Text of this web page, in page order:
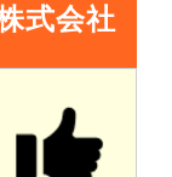
式会社